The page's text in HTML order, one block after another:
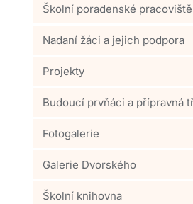
Školní poradenské pracoviště
Nadaní žáci a jejich podpora
Projekty
Budoucí prvňáci a přípravná
Fotogalerie
Galerie Dvorského
Školní knihovna